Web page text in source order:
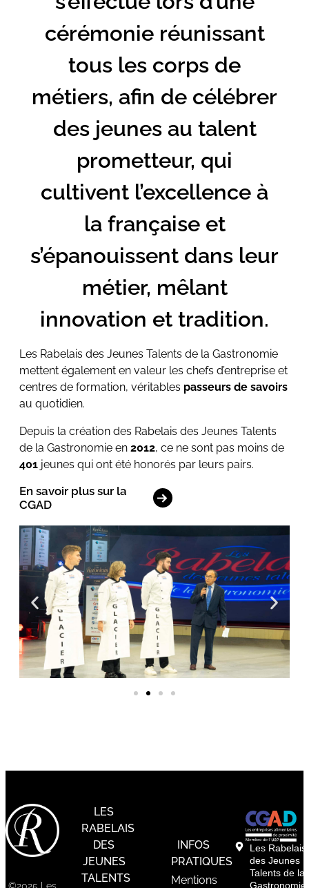
cérémonie réunissant
tous les corps de
métiers, afin de célébrer
des jeunes au talent
prometteur, qui
cultivent l’excellence à
la française et
s’épanouissent dans leur
métier, mêlant
innovation et tradition.
Les Rabelais des Jeunes Talents de la Gastronomie
mettent également en valeur les chefs d’entreprise et
centres de formation, véritables passeurs de savoirs
au quotidien.
Depuis la création des Rabelais des Jeunes Talents
de la Gastronomie en 2012, ce ne sont pas moins de
401 jeunes qui ont été honorés par leurs pairs.
En savoir plus sur la
CGAD
LES
RABELAIS
DES
JEUNES
TALENTS
INFOS
PRATIQUES
Mentions
Les Rabelais
des Jeunes
Talents de la
Gastronomie